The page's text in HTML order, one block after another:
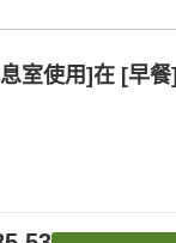
室使用]在 [早餐]